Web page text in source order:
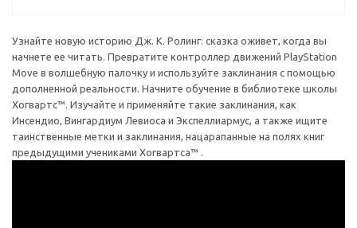
Узнайте новую историю Дж. К. Ролинг: сказка оживет, когда вы
начнете ее читать. Превратите контроллер движений PlayStation
Move в волшебную палочку и используйте заклинания с помощью
дополненной реальности. Начните обучение в библиотеке школы
Хогвартс™. Изучайте и применяйте такие заклинания, как
Инсендио, Вингардиум Левиоса и Экспеллиармус, а также ищите
таинственные метки и заклинания, нацарапанные на полях книг
предыдущими учениками Хогвартса™ .